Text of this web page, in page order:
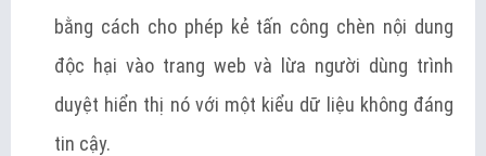
bằng cách cho phép kẻ tấn công chèn nội dung
độc hại vào trang web và lừa người dùng trình
duyệt hiển thị nó với một kiểu dữ liệu không đáng
tin cậy.